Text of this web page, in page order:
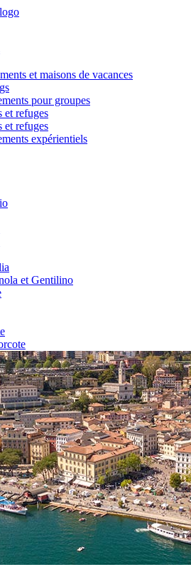
et maisons de vacances
pour groupes
et refuges
et refuges
expérientiels
et Gentilino